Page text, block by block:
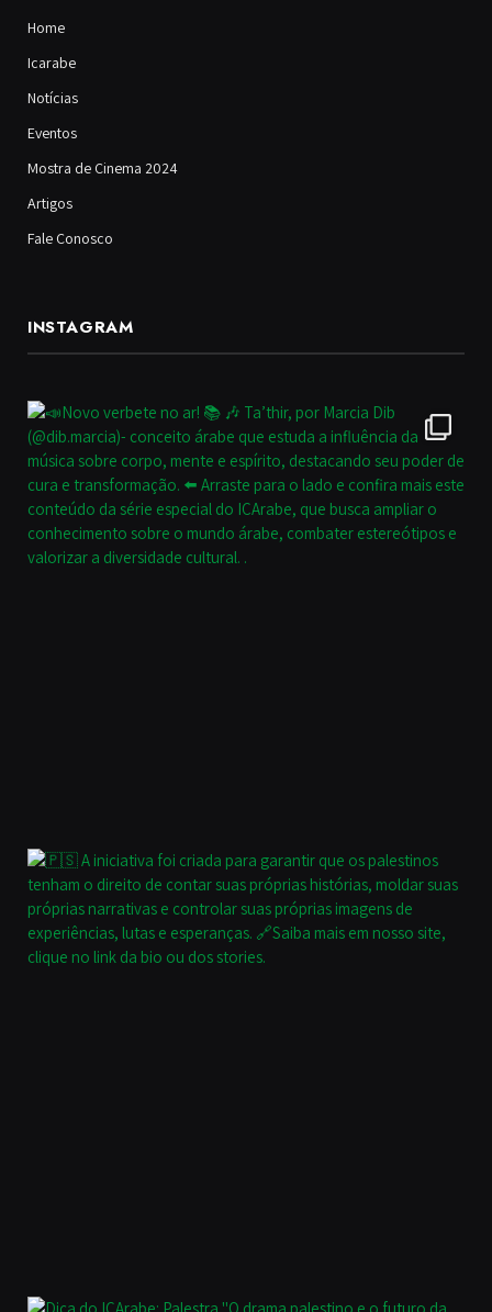
Home
Icarabe
Notícias
Eventos
Mostra de Cinema 2024
Artigos
Fale Conosco
INSTAGRAM